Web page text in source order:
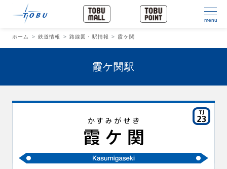
menu
ホーム 鉄道情報 路線図・駅情報 霞ケ関
霞ケ関駅